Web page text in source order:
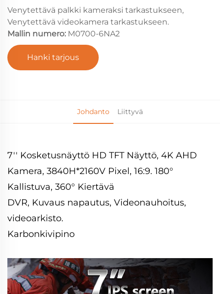
Venytettävä palkki kameraksi tarkastukseen,
Venytettävä videokamera tarkastukseen.
Mallin numero: M0700-6NA2
Hanki tarjous
Johdanto Liittyvä
7'' Kosketusnäyttö HD TFT Näyttö, 4K AHD
Kamera, 3840H*2160V Pixel, 16:9. 180°
Kallistuva, 360° Kiertävä
DVR, Kuvaus napautus, Videonauhoitus,
videoarkisto.
Karbonkivipino